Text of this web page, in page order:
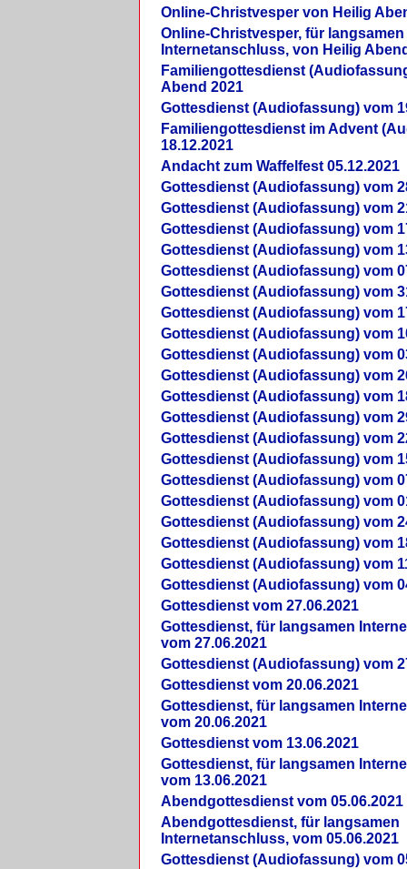
Online-Christvesper von Heilig
Online-Christvesper, für langsamen
Internetanschluss, von Heilig
Familiengottesdienst
Abend 2021
Gottesdienst (Audiofassung) vom
Familiengottesdienst im Advent
18.12.2021
Andacht zum Waffelfest 05.12.2021
Gottesdienst (Audiofassung) vom
Gottesdienst (Audiofassung) vom
Gottesdienst (Audiofassung) vom
Gottesdienst (Audiofassung) vom
Gottesdienst (Audiofassung) vom
Gottesdienst (Audiofassung) vom
Gottesdienst (Audiofassung) vom
Gottesdienst (Audiofassung) vom
Gottesdienst (Audiofassung) vom
Gottesdienst (Audiofassung) vom
Gottesdienst (Audiofassung) vom
Gottesdienst (Audiofassung) vom
Gottesdienst (Audiofassung) vom
Gottesdienst (Audiofassung) vom
Gottesdienst (Audiofassung) vom
Gottesdienst (Audiofassung) vom
Gottesdienst (Audiofassung) vom
Gottesdienst (Audiofassung) vom
Gottesdienst (Audiofassung) vom
Gottesdienst (Audiofassung) vom
Gottesdienst vom 27.06.2021
Gottesdienst, für langsamen
vom 27.06.2021
Gottesdienst (Audiofassung) vom
Gottesdienst vom 20.06.2021
Gottesdienst, für langsamen
vom 20.06.2021
Gottesdienst vom 13.06.2021
Gottesdienst, für langsamen
vom 13.06.2021
Abendgottesdienst vom 05.06.2021
Abendgottesdienst, für langsamen
Internetanschluss, vom 05.06.2021
Gottesdienst (Audiofassung) vom